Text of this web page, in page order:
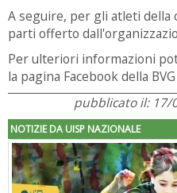
A seguire, per gli atleti della
parti offerto
Per ulteriori informazioni
la pagina Facebook della
pubblicato il: 17/
NOTIZIE DA UISP NAZIONALE